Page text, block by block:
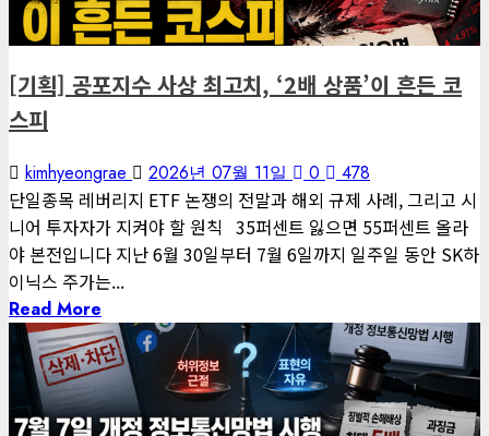
편집장 칼럼
[기획] 공포지수 사상 최고치, ‘2배 상품’이 흔든 코
스피
kimhyeongrae 2026년 07월 11일 0 478
단일종목 레버리지 ETF 논쟁의 전말과 해외 규제 사례, 그리고 시
니어 투자자가 지켜야 할 원칙 35퍼센트 잃으면 55퍼센트 올라
야 본전입니다 지난 6월 30일부터 7월 6일까지 일주일 동안 SK하
이닉스 주가는...
Read More
3 minutes read
게재된 글
글로벌 트렌드